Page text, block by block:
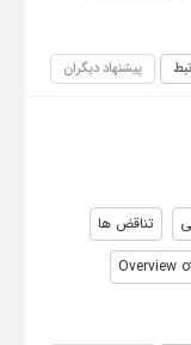
پیشنهاد دیگران
تناقض ها
Overview